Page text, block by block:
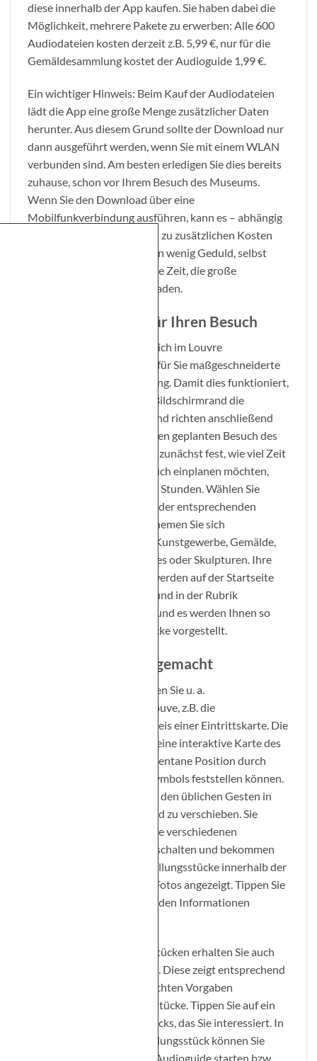
diese innerhalb der App kaufen. Sie haben dabei die
Möglichkeit, mehrere Pakete zu erwerben: Alle 600
Audiodateien kosten derzeit z.B. 5,99 €, nur für die
Gemäldesammlung kostet der Audioguide 1,99 €.
Ein wichtiger Hinweis: Beim Kauf der Audiodateien
lädt die App eine große Menge zusätzlicher Daten
herunter. Aus diesem Grund sollte der Download nur
dann ausgeführt werden, wenn Sie mit einem WLAN
verbunden sind. Am besten erledigen Sie dies bereits
zuhause, schon vor Ihrem Besuch des Museums.
Wenn Sie den Download über eine
Mobilfunkverbindung ausführen, kann es – abhängig
von Ihrem Mobilfunktarif – zu zusätzlichen Kosten
kommen. Bitte haben Sie ein wenig Geduld, selbst
über WLAN dauert es einige Zeit, die große
Datenmengen herunterzuladen.
Maßgeschneidert für Ihren Besuch
Die App hilft Ihnen dabei, sich im Louvre
zurechtzufinden und stellt für Sie maßgeschneiderte
Informationen zur Verfügung. Damit dies funktioniert,
aktivieren Sie am unteren Bildschirmrand die
, und richten anschließend
Ihre Voreinstellungen für den geplanten Besuch des
Louvre ein. Legen Sie dabei zunächst fest, wie viel Zeit
Sie für Ihren Museumsbesuch einplanen möchten,
weniger oder mehr als zwei Stunden. Wählen Sie
außerdem durch Antippen der entsprechenden
Schaltflächen für welche Themen Sie sich
interessieren: Altertümer, Kunstgewerbe, Gemälde,
die Geschichte des Schlosses oder Skulpturen. Ihre
hier gewählten Vorgaben werden auf der Startseite
der App – dem Empfang – und in der Rubrik
berücksichtigt und es werden Ihnen so
passende Ausstellungsstücke vorgestellt.
Orientierung leichtgemacht
sehen Sie u. a.
Basisinformationen zum Louve, z.B. die
Öffnungszeiten und den Preis einer Eintrittskarte. Die
zeigt eine interaktive Karte des
Louvre, in der Sie Ihre momentane Position durch
Aktivierung des Standortsymbols feststellen können.
Es ist möglich die Karte mit den üblichen Gesten in
der Größe zu verändern und zu verschieben. Sie
können außerdem durch die verschiedenen
Stockwerke des Museums schalten und bekommen
die jeweiligen Hauptausstellungsstücke innerhalb der
Karte in Form von kleinen Fotos angezeigt. Tippen Sie
darauf, um die entsprechenden Informationen
Infos zu den Ausstellungsstücken erhalten Sie auch
. Diese zeigt entsprechend
gemachten Vorgaben
ausgewählte Ausstellungsstücke. Tippen Sie auf ein
Foto eines Ausstellungsstücks, das Sie interessiert. In
den Infos zu einem Ausstellungsstück können Sie
auch den entsprechenden Audioguide starten bzw.